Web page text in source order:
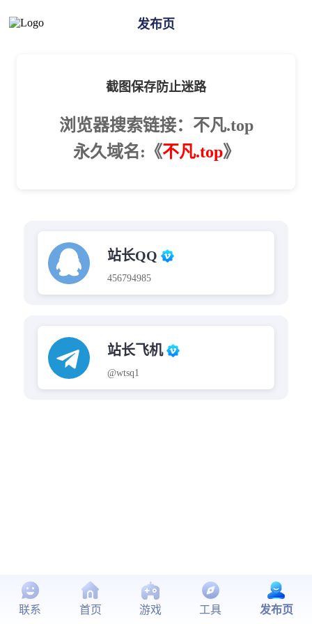
发布页
截图保存防止迷路
浏览器搜索链接：不凡.top
永久域名:《不凡.top》
站长QQ
456794985
站长飞机
@wtsq1
联系 首页 游戏 工具 发布页